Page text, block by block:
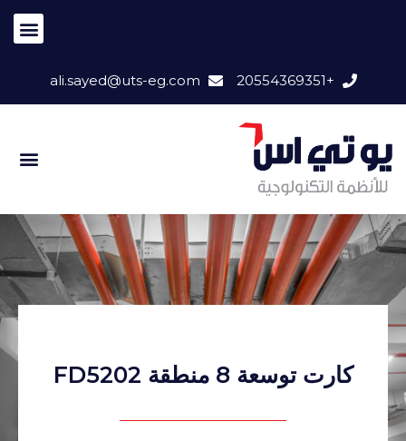
+20554369351
ali.sayed@uts-eg.com
كارت توسعة 8 منطقة FD5202